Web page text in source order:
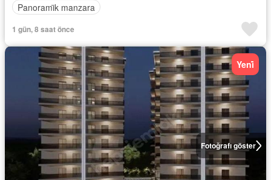
Panorami̇k manzara
1 gün, 8 saat önce
Fotoğrafı göster
Yeni̇